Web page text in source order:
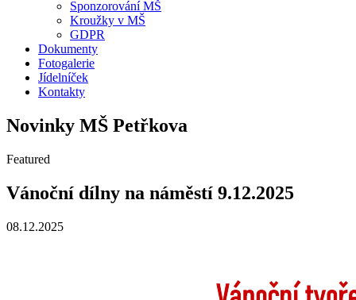
Sponzorování MŠ
Kroužky v MŠ
GDPR
Dokumenty
Fotogalerie
Jídelníček
Kontakty
Novinky MŠ Petřkova
Featured
Vánoční dílny na náměstí 9.12.2025
08.12.2025